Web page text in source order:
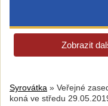
Zobrazit
Syrovátka » Veřejné
koná ve středu